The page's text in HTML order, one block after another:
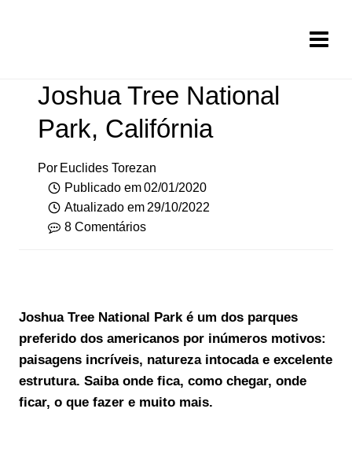
Joshua Tree National
Park, Califórnia
Por Euclides Torezan
Publicado em 02/01/2020
Atualizado em 29/10/2022
8 Comentários
Joshua Tree National Park é um dos parques
preferido dos americanos por inúmeros motivos:
paisagens incríveis, natureza intocada e excelente
estrutura. Saiba onde fica, como chegar, onde
ficar, o que fazer e muito mais.